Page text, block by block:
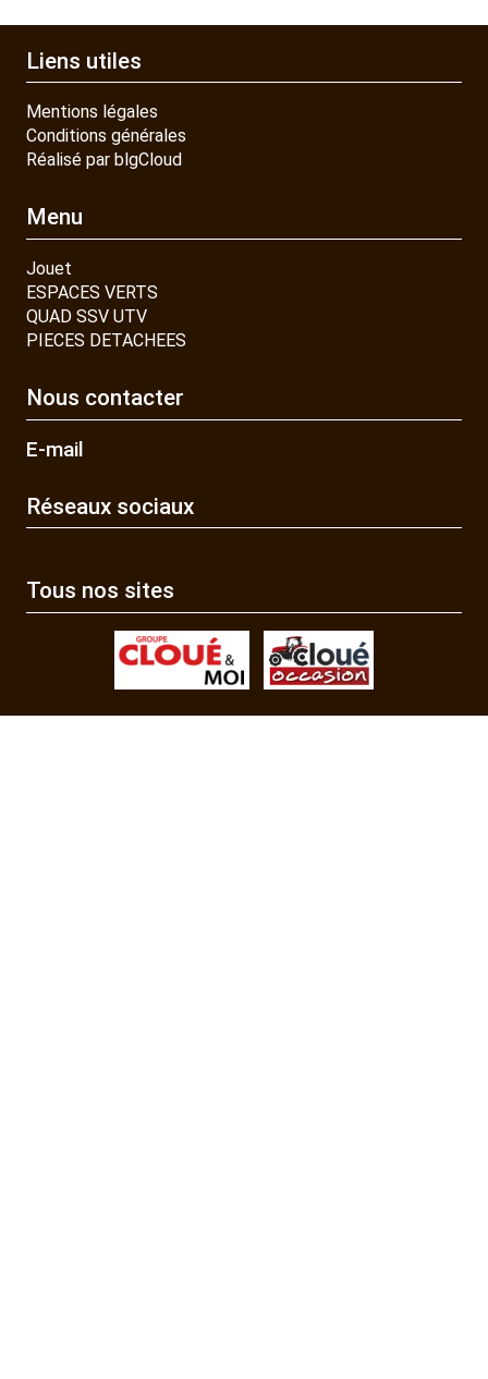
Liens utiles
Mentions légales
Conditions générales
Réalisé par blgCloud
Menu
Jouet
ESPACES VERTS
QUAD SSV UTV
PIECES DETACHEES
Nous contacter
E-mail
Réseaux sociaux
Tous nos sites